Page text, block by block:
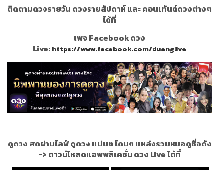
ติดตามดวงรายวัน ดวงรายสัปดาห์ และ คอนเท้นต์ดวงต่างๆ
ได้ที่
เพจ Facebook ดวง
Live:https://www.facebook.com/duanglive
ดูดวง สดผ่านไลฟ์ ดูดวง แม่นๆ โดนๆ แหล่งรวมหมอดูชื่อดัง
-> ดาวน์โหลดแอพพลิเคชั่น ดวง Live ได้ที่